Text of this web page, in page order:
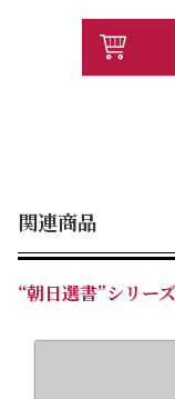
直さねばならない
ポルタージュ。
関連商品
“朝日選書”シリー